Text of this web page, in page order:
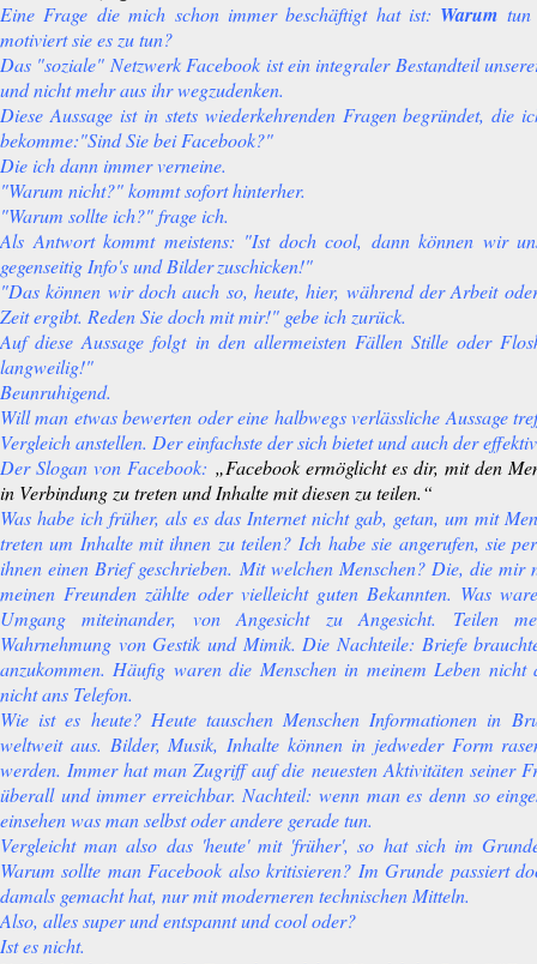
Eine Frage die mich schon immer beschäftigt hat ist: Warum
motiviert sie es zu tun?
Das "soziale" Netzwerk Facebook ist ein integraler Bestandteil
und nicht mehr aus ihr wegzudenken.
Diese Aussage ist in stets wiederkehrenden Fragen begründet, die
bekomme:"Sind Sie bei Facebook?"
Die ich dann immer verneine.
"Warum nicht?" kommt sofort hinterher.
"Warum sollte ich?" frage ich.
Als Antwort kommt meistens: "Ist doch cool, dann können wir
gegenseitig Info's und Bilderzuschicken!"
"Das können wir doch auch so, heute, hier, während der Arbeit
Zeit ergibt. Reden Sie doch mit mir!" gebe ich zurück.
Auf diese Aussage folgt in den allermeisten Fällen Stille oder
langweilig!"
Beunruhigend.
Will man etwas bewerten oder eine halbwegs verlässliche Aussage
Vergleich anstellen. Der einfachste der sich bietet und auch der
Der Slogan von Facebook: „Facebook ermöglicht es dir, mit den
in Verbindung zu treten und Inhalte mit diesen zu teilen.“
Was habe ich früher, als es das Internet nicht gab, getan, um mit
treten um Inhalte mit ihnen zu teilen? Ich habe sie angerufen, sie
ihnen einen Brief geschrieben. Mit welchen Menschen? Die, die mir
meinen Freunden zählte oder vielleicht guten Bekannten. Was
Umgang miteinander, von Angesicht zu Angesicht. Teilen
Wahrnehmung von Gestik und Mimik. Die Nachteile: Briefe
anzukommen. Häufig waren die Menschen in meinem Leben nicht
nicht ans Telefon.
Wie ist es heute? Heute tauschen Menschen Informationen in
weltweit aus. Bilder, Musik, Inhalte können in jedweder Form
werden. Immer hat man Zugriff auf die neuesten Aktivitäten seiner
überall und immer erreichbar. Nachteil: wenn man es denn so
einsehen was man selbst oder andere gerade tun.
Vergleicht man also das 'heute' mit 'früher', so hat sich im
Warum sollte man Facebook also kritisieren? Im Grunde passiert
damals gemacht hat, nur mit moderneren technischen Mitteln.
Also, alles super und entspannt und cool oder?
Ist es nicht.